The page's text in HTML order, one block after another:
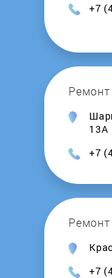
+7
13А
+7
Ремонт
+7